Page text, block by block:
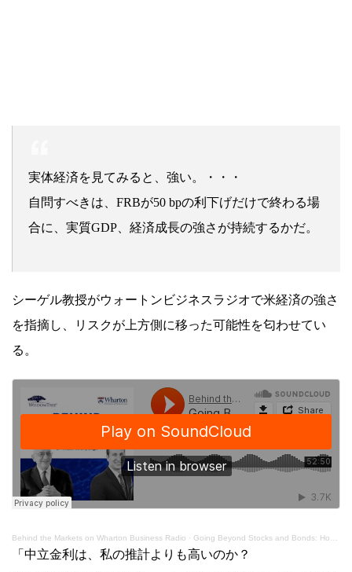
実体経済を見てみると、強い。・・・
自問すべきは、FRBが50 bpの利下げだけで終わる場
合に、実質GDP、経済成長の強さが持続するかだ。
シーゲル教授がウォートンビジネスラジオで米経済の強さ
を指摘し、リスクが上方側に移った可能性を匂わせてい
る。
Behind the Markets on Wharton Business Radio · Going Beyond Stocks and Bonds: How Much is Too Much and Cliffwater's Solutions
「中立金利は、私の推計よりも高いのか？